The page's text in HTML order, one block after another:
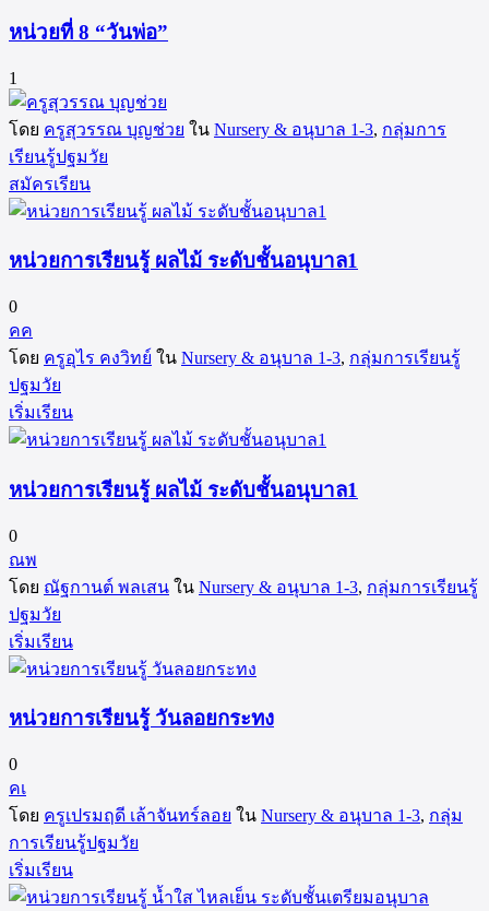
หน่วยที่ 8 “วันพ่อ”
1
โดย ครูสุวรรณ บุญช่วย ใน Nursery & อนุบาล 1-3, กลุ่มการ
เรียนรู้ปฐมวัย
สมัครเรียน
หน่วยการเรียนรู้ ผลไม้ ระดับชั้นอนุบาล1
0
คค
โดย ครูอุไร คงวิทย์ ใน Nursery & อนุบาล 1-3, กลุ่มการเรียนรู้
ปฐมวัย
เริ่มเรียน
หน่วยการเรียนรู้ ผลไม้ ระดับชั้นอนุบาล1
0
ณพ
โดย ณัฐกานต์ พลเสน ใน Nursery & อนุบาล 1-3, กลุ่มการเรียนรู้
ปฐมวัย
เริ่มเรียน
หน่วยการเรียนรู้ วันลอยกระทง
0
คเ
โดย ครูเปรมฤดี เล้าจันทร์ลอย ใน Nursery & อนุบาล 1-3, กลุ่ม
การเรียนรู้ปฐมวัย
เริ่มเรียน